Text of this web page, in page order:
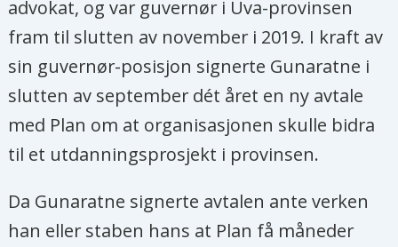
advokat, og var guvernør i Uva-provinsen
fram til slutten av november i 2019. I kraft av
sin guvernør-posisjon signerte Gunaratne i
slutten av september dét året en ny avtale
med Plan om at organisasjonen skulle bidra
til et utdanningsprosjekt i provinsen.
Da Gunaratne signerte avtalen ante verken
han eller staben hans at Plan få måneder